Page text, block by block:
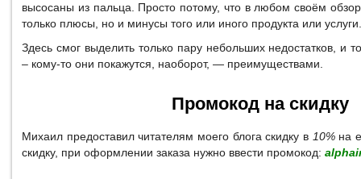
высосаны из пальца. Просто потому, что в любом своём
только плюсы, но и минусы того или иного продукта или услуги.
Здесь смог выделить только пару небольших недостатков, и
– кому-то они покажутся, наоборот, — преимуществами.
Промокод на скидку
Михаил предоставил читателям моего блога скидку в 10%на
скидку, при оформлении заказа нужно ввести промокод: